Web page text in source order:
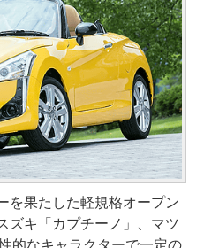
果たした軽規格オープン
ズキ「カプチーノ」、マツ